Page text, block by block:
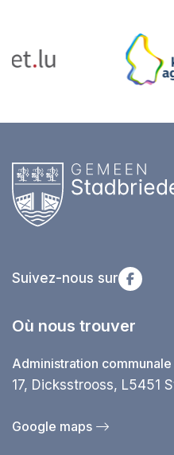
Suivez-nous sur
Où nous trouver
Administration
17, Dicksstrooss, L5451
Google maps